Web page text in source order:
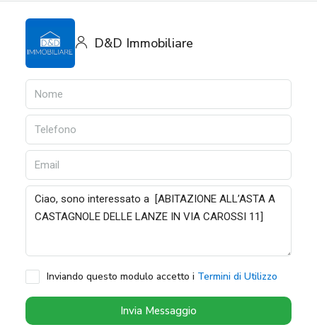
D&D Immobiliare
Inviando questo modulo accetto i Termini di Utilizzo
Invia Messaggio